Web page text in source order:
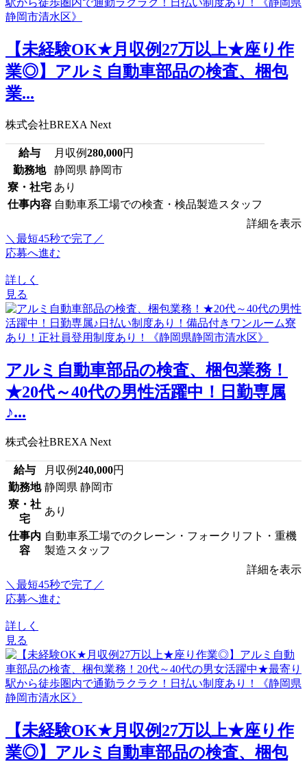
【未経験OK★月収例27万以上★座り作
業◎】アルミ自動車部品の検査、梱包
業...
株式会社BREXA Next
給与 月収例280,000円
勤務地
静岡県 静岡市
寮・社宅 あり
仕事内容 自動車系工場での検査・検品製造スタッフ
詳細を表示
＼最短45秒で完了／
応募へ進む
詳しく
見る
アルミ自動車部品の検査、梱包業務！
★20代～40代の男性活躍中！日勤専属
♪...
株式会社BREXA Next
給与 月収例240,000円
勤務地 静岡県 静岡市
寮・社
宅
あり
仕事内
容
自動車系工場でのクレーン・フォークリフト・重機
製造スタッフ
詳細を表示
＼最短45秒で完了／
応募へ進む
詳しく
見る
【未経験OK★月収例27万以上★座り作
業◎】アルミ自動車部品の検査、梱包